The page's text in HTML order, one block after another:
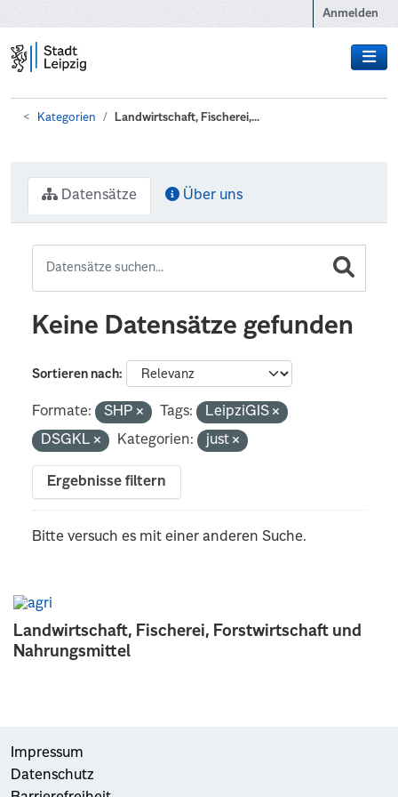
Anmelden
Kategorien Landwirtschaft, Fischerei,...
Landwirtschaft, Fischerei, Forstwirtschaft und
Nahrungsmittel
Datensätze Über uns
Keine Datensätze gefunden
Sortieren nach
Formate: SHP Tags:
LeipziGIS
DSGKL
Kategorien: just
Ergebnisse filtern
Bitte versuch es mit einer anderen Suche.
Impressum
Datenschutz